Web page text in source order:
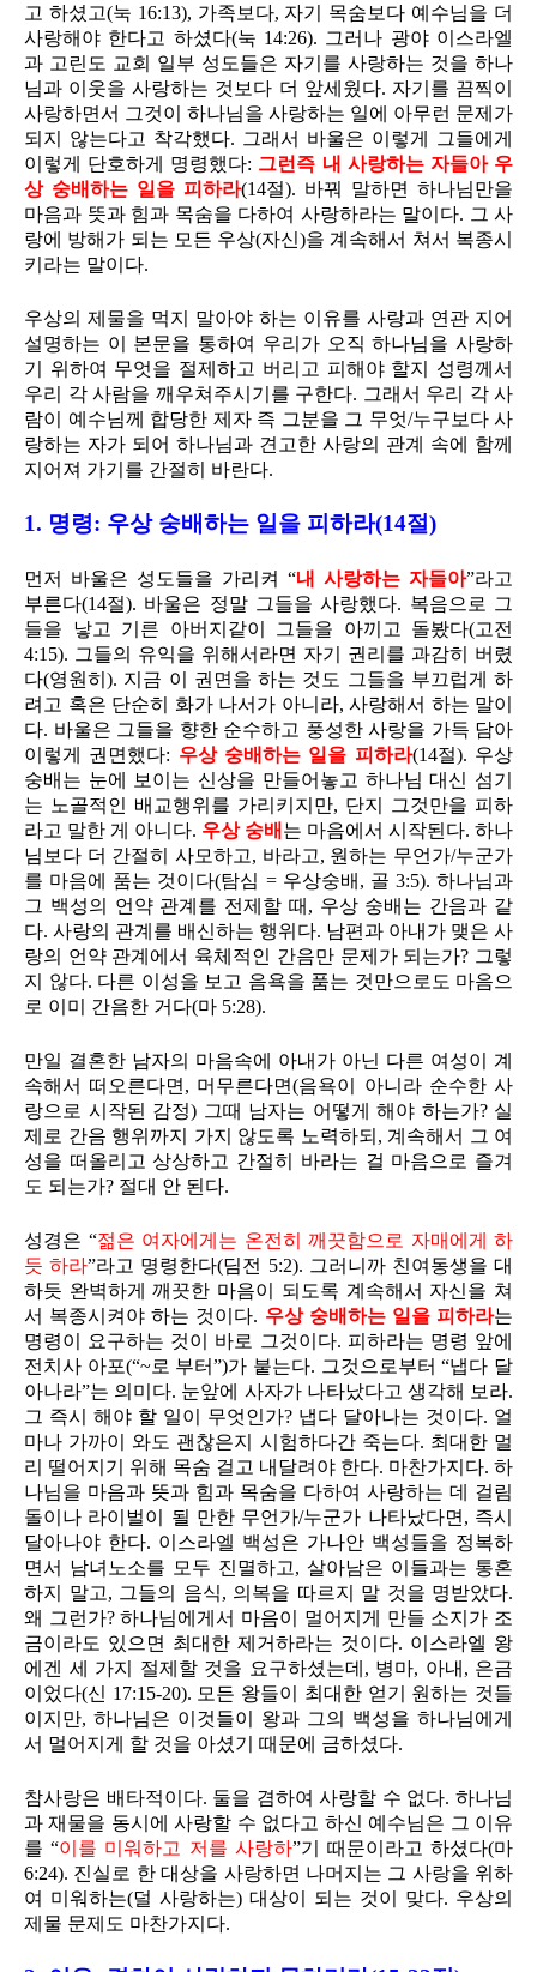
고 하셨고(눅 16:13), 가족보다, 자기 목숨보다 예수님을 더
사랑해야 한다고 하셨다(눅 14:26). 그러나 광야 이스라엘
과 고린도 교회 일부 성도들은 자기를 사랑하는 것을 하나
님과 이웃을 사랑하는 것보다 더 앞세웠다. 자기를 끔찍이
사랑하면서 그것이 하나님을 사랑하는 일에 아무런 문제가
되지 않는다고 착각했다. 그래서 바울은 이렇게 그들에게
이렇게 단호하게 명령했다: 그런즉 내 사랑하는 자들아 우
상 숭배하는 일을 피하라(14절). 바꿔 말하면 하나님만을
마음과 뜻과 힘과 목숨을 다하여 사랑하라는 말이다. 그 사
랑에 방해가 되는 모든 우상(자신)을 계속해서 쳐서 복종시
키라는 말이다.
우상의 제물을 먹지 말아야 하는 이유를 사랑과 연관 지어
설명하는 이 본문을 통하여 우리가 오직 하나님을 사랑하
기 위하여 무엇을 절제하고 버리고 피해야 할지 성령께서
우리 각 사람을 깨우쳐주시기를 구한다. 그래서 우리 각 사
람이 예수님께 합당한 제자 즉 그분을 그 무엇/누구보다 사
랑하는 자가 되어 하나님과 견고한 사랑의 관계 속에 함께
지어져 가기를 간절히 바란다.
1. 명령: 우상 숭배하는 일을 피하라(14절)
먼저 바울은 성도들을 가리켜 “내 사랑하는 자들아”라고
부른다(14절). 바울은 정말 그들을 사랑했다. 복음으로 그
들을 낳고 기른 아버지같이 그들을 아끼고 돌봤다(고전
4:15). 그들의 유익을 위해서라면 자기 권리를 과감히 버렸
다(영원히). 지금 이 권면을 하는 것도 그들을 부끄럽게 하
려고 혹은 단순히 화가 나서가 아니라, 사랑해서 하는 말이
다. 바울은 그들을 향한 순수하고 풍성한 사랑을 가득 담아
이렇게 권면했다: 우상 숭배하는 일을 피하라(14절). 우상
숭배는 눈에 보이는 신상을 만들어놓고 하나님 대신 섬기
는 노골적인 배교행위를 가리키지만, 단지 그것만을 피하
라고 말한 게 아니다. 우상 숭배 는 마음에서 시작된다. 하나
님보다 더 간절히 사모하고, 바라고, 원하는 무언가/누군가
를 마음에 품는 것이다(탐심 = 우상숭배, 골 3:5). 하나님과
그 백성의 언약 관계를 전제할 때, 우상 숭배는 간음과 같
다. 사랑의 관계를 배신하는 행위다. 남편과 아내가 맺은 사
랑의 언약 관계에서 육체적인 간음만 문제가 되는가? 그렇
지 않다. 다른 이성을 보고 음욕을 품는 것만으로도 마음으
로 이미 간음한 거다(마 5:28).
만일 결혼한 남자의 마음속에 아내가 아닌 다른 여성이 계
속해서 떠오른다면, 머무른다면(음욕이 아니라 순수한 사
랑으로 시작된 감정) 그때 남자는 어떻게 해야 하는가? 실
제로 간음 행위까지 가지 않도록 노력하되, 계속해서 그 여
성을 떠올리고 상상하고 간절히 바라는 걸 마음으로 즐겨
도 되는가? 절대 안 된다.
성경은 “젊은 여자에게는 온전히 깨끗함으로 자매에게 하
듯 하라”라고 명령한다(딤전 5:2). 그러니까 친여동생을 대
하듯 완벽하게 깨끗한 마음이 되도록 계속해서 자신을 쳐
서 복종시켜야 하는 것이다. 우상 숭배하는 일을 피하라는
명령이 요구하는 것이 바로 그것이다. 피하라는 명령 앞에
전치사 아포(“~로 부터”)가 붙는다. 그것으로부터 “냅다 달
아나라”는 의미다. 눈앞에 사자가 나타났다고 생각해 보라.
그 즉시 해야 할 일이 무엇인가? 냅다 달아나는 것이다. 얼
마나 가까이 와도 괜찮은지 시험하다간 죽는다. 최대한 멀
리 떨어지기 위해 목숨 걸고 내달려야 한다. 마찬가지다. 하
나님을 마음과 뜻과 힘과 목숨을 다하여 사랑하는 데 걸림
돌이나 라이벌이 될 만한 무언가/누군가 나타났다면, 즉시
달아나야 한다. 이스라엘 백성은 가나안 백성들을 정복하
면서 남녀노소를 모두 진멸하고, 살아남은 이들과는 통혼
하지 말고, 그들의 음식, 의복을 따르지 말 것을 명받았다.
왜 그런가? 하나님에게서 마음이 멀어지게 만들 소지가 조
금이라도 있으면 최대한 제거하라는 것이다. 이스라엘 왕
에겐 세 가지 절제할 것을 요구하셨는데, 병마, 아내, 은금
이었다(신 17:15-20). 모든 왕들이 최대한 얻기 원하는 것들
이지만, 하나님은 이것들이 왕과 그의 백성을 하나님에게
서 멀어지게 할 것을 아셨기 때문에 금하셨다.
참사랑은 배타적이다. 둘을 겸하여 사랑할 수 없다. 하나님
과 재물을 동시에 사랑할 수 없다고 하신 예수님은 그 이유
를 “이를 미워하고 저를 사랑하”기 때문이라고 하셨다(마
6:24). 진실로 한 대상을 사랑하면 나머지는 그 사랑을 위하
여 미워하는(덜 사랑하는) 대상이 되는 것이 맞다. 우상의
제물 문제도 마찬가지다.